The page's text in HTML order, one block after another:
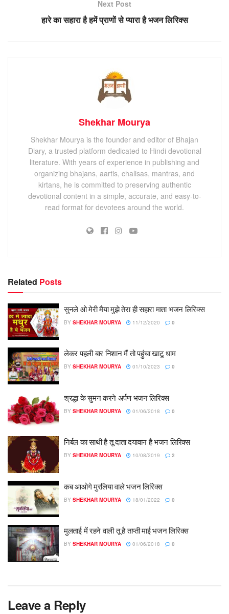
Next Post
हारे का सहारा है हमें प्राणों से प्यारा है भजन लिरिक्स
Shekhar Mourya
Shekhar Mourya is the founder and editor of Bhajan
Diary, a trusted platform dedicated to Hindi devotional
literature. With years of experience in publishing and
organizing bhajans, aartis, chalisas, mantras, and
kirtans, he is committed to preserving authentic
devotional content in a simple, accurate, and easy-to-
read format for devotees around the world.
Related Posts
सुनले ओ मेरी मैया मुझे तेरा ही सहारा माता भजन लिरिक्स
BY SHEKHAR MOURYA 11/12/2020 0
लेकर पहली बार निशान मैं तो पहुंचा खाटू धाम
BY SHEKHAR MOURYA 01/10/2023 0
श्रद्धा के सुमन करने अर्पण भजन लिरिक्स
BY SHEKHAR MOURYA 01/06/2018 0
निर्बल का साथी है तू दाता दयावान है भजन लिरिक्स
BY SHEKHAR MOURYA 10/08/2019 2
कब आओगे मुरलिया वाले भजन लिरिक्स
BY SHEKHAR MOURYA 18/01/2022 0
मुलताई में रहने वाली तू है ताप्ती माई भजन लिरिक्स
BY SHEKHAR MOURYA 01/06/2018 0
Leave a Reply